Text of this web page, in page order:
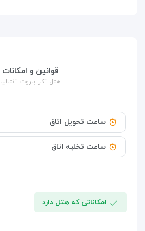
قوانین و امکانات
هتل آکرا باروت آنتالیا
ساعت تحویل اتاق
ساعت تخلیه اتاق
امکاناتی که هتل دارد